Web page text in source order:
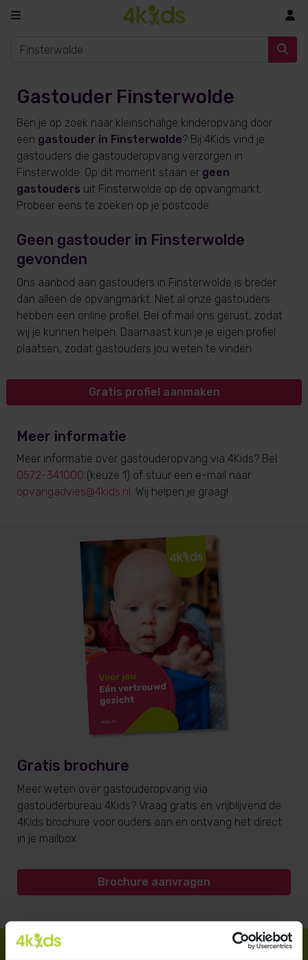
Gastouder Finsterwolde
Ben je op zoek naar kleinschalige kinderopvang door
een gastouder in Finsterwolde? Bij 4Kids vind je
gastouders die gastouderopvang verzorgen in
Finsterwolde. Op dit moment staan er geen
gastouders uit Finsterwolde op de opvangmarkt.
Probeer eens te zoeken op je postcode.
Geen gastouder in Finsterwolde
gevonden
Ons aanbod aan gastouders in Finsterwolde is breder
dan alleen de opvangmarkt. Niet al onze gastouders
hebben een online profiel. Bel of mail ons gerust, zodat
wij je kunnen helpen. Daarnaast kun je je eigen profiel
plaatsen, zodat gastouders jou weten te vinden.
Gratis profiel aanmaken
Meer informatie
Meer informatie over gastouderopvang via 4Kids? Bel
0572-341000 (keuze 1) of stuur een e-mail naar
opvangadvies@4kids.nl. Wij helpen je graag!
Gratis brochure
Meer weten over gastouderopvang via
gastouderbureau 4Kids? Vraag gratis en vrijblijvend de
4Kids brochure voor ouders aan en ontvang het direct
in je mailbox.
Brochure aanvragen